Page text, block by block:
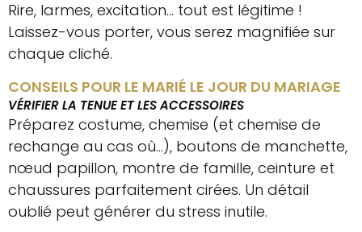
Rire, larmes, excitation… tout est légitime !
Laissez-vous porter, vous serez magnifiée sur
chaque cliché.
CONSEILS POUR LE MARIÉ LE JOUR DU MARIAGE
VÉRIFIER LA TENUE ET LES ACCESSOIRES
Préparez costume, chemise (et chemise de
rechange au cas où…), boutons de manchette,
nœud papillon, montre de famille, ceinture et
chaussures parfaitement cirées. Un détail
oublié peut générer du stress inutile.